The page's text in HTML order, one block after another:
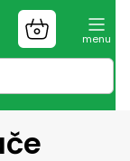
Nákupný
košík